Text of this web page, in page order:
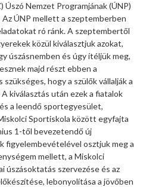
Úszó Nemzet Programjának (ÚNP)
ÚNP mellett a szeptemberben
ró ránk. A szeptembertől
közül kiválasztjuk azokat,
úszásnemben és úgy ítéljük meg,
majd részt ebben a
hogy a szülők vállalják a
kiválasztás után ezek a fiatalok
a leendő sportegyesület,
Sportiskola között egyfajta
1-től bevezetendő új
figyelembevételével osztjuk meg a
mellett, a Miskolci
úszásoktatás szervezése és az
lebonyolítása a jövőben